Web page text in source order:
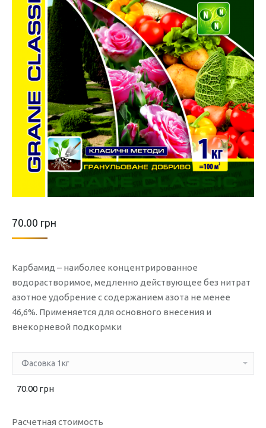
70.00 грн
Карбамид – наиболее концентрированное
водорастворимое, медленно действующее без нитрат
азотное удобрение с содержанием азота не менее
46,6%. Применяется для основного внесения и
внекорневой подкормки
70.00 грн
Расчетная стоимость